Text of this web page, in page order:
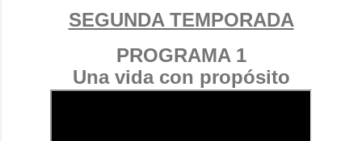
SEGUNDA TEMPORADA
PROGRAMA 1
Una vida con propósito